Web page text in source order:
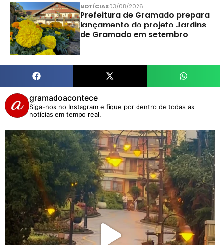
NOTÍCIAS03/08/2026
Prefeitura de Gramado prepara
lançamento do projeto Jardins
de Gramado em setembro
gramadoacontece
Siga-nos no Instagram e fique por dentro de todas as
notícias em tempo real.